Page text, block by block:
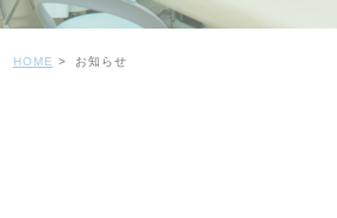
HOME お知らせ